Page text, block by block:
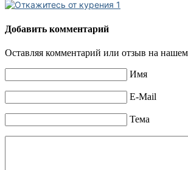
Добавить комментарий
Оставляя комментарий или отзыв на
Имя
E-Mail
Тема